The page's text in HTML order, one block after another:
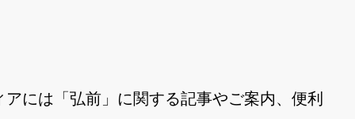
には「弘前」に関する記事やご案内、便利